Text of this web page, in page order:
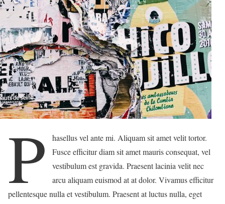
P
hasellus vel ante mi. Aliquam sit amet velit tortor.
Fusce efficitur diam sit amet mauris consequat, vel
vestibulum est gravida. Praesent lacinia velit nec
arcu aliquam euismod at at dolor. Vivamus efficitur
pellentesque nulla et vestibulum. Praesent at luctus nulla, eget